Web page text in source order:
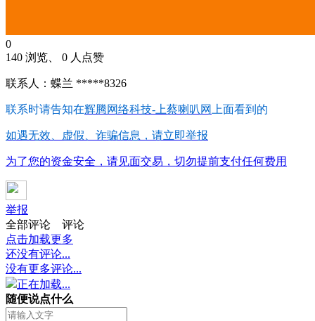
0
140 浏览、 0 人点赞
联系人：蝶兰 *****8326
联系时请告知在辉腾网络科技-上蔡喇叭网 上面看到的
如遇无效、虚假、诈骗信息，请立即举报
为了您的资金安全，请见面交易，切勿提前支付任何费用
举报
全部评论
评论
点击加载更多
还没有评论...
没有更多评论...
正在加载...
随便说点什么